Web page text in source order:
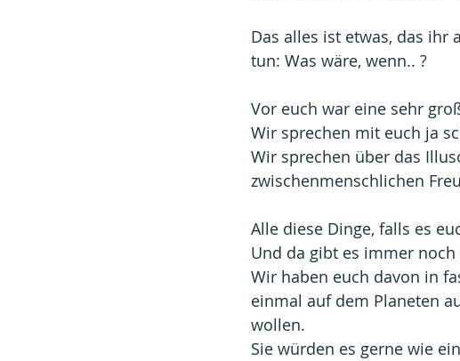
Das alles ist etwas, das ihr
tun: Was wäre, wenn.. ?
Vor euch war eine sehr
Wir sprechen mit euch ja
Wir sprechen über das
zwischenmenschlichen
Alle diese Dinge, falls es
Und da gibt es immer
Wir haben euch davon in
einmal auf dem Planeten
wollen.
Sie würden es gerne wie